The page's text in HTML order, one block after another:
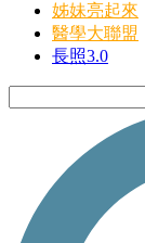
姊妹亮起來
醫學大聯盟
長照3.0